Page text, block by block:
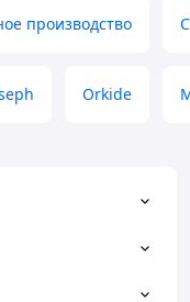
производство
Orkide